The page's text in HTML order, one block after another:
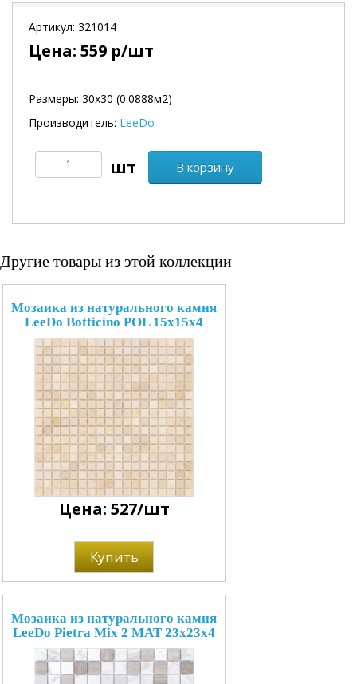
Артикул: 321014
Цена: 559 р/шт
Размеры: 30х30 (0.0888м2)
Производитель: LeeDo
В корзину
Другие товары из этой коллекции
Мозаика из натурального камня
LeeDo Botticino POL 15x15x4
Цена: 527/шт
Купить
Мозаика из натурального камня
LeeDo Pietra Mix 2 MAT 23x23x4